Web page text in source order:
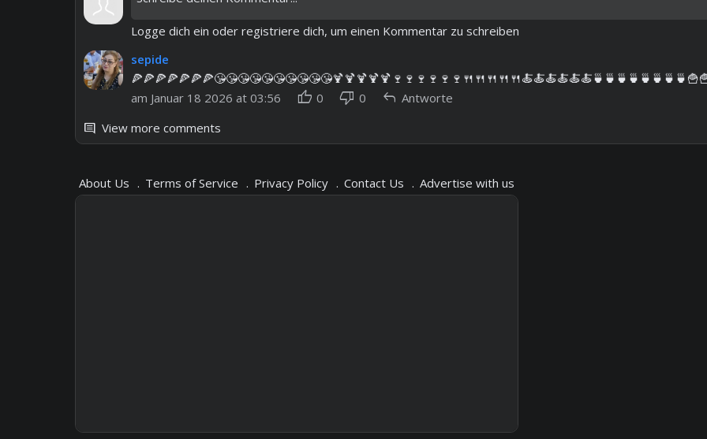
Logge dich ein oder registriere dich, um einen Kommentar zu schreiben
sepide
am Januar 18 2026 at 03:56
thumb_up 0 thumb_down 0 reply Antworte
comment View more comments
About Us Terms of Service Privacy Policy Contact Us Advertise with us